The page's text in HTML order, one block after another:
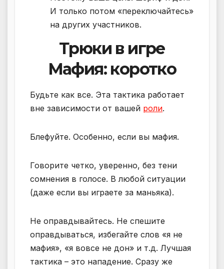
И только потом «переключайтесь»
на других участников.
Трюки в игре
Мафия: коротко
Будьте как все. Эта тактика работает
вне зависимости от вашей роли.
Блефуйте. Особенно, если вы мафия.
Говорите четко, уверенно, без тени
сомнения в голосе. В любой ситуации
(даже если вы играете за маньяка).
Не оправдывайтесь. Не спешите
оправдываться, избегайте слов «я не
мафия», «я вовсе не дон» и т.д. Лучшая
тактика – это нападение. Сразу же